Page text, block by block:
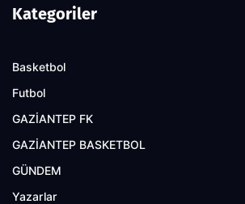
Kategoriler
Basketbol
Futbol
GAZİANTEP FK
GAZİANTEP BASKETBOL
GÜNDEM
Yazarlar